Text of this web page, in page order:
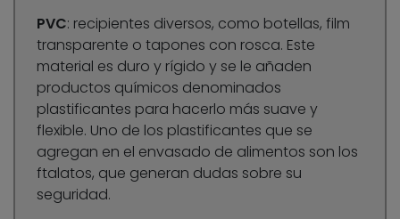
PVC: recipientes diversos, como botellas, film
transparente o tapones con rosca. Este
material es duro y rígido y se le añaden
productos químicos denominados
plastificantes para hacerlo más suave y
flexible. Uno de los plastificantes que se
agregan en el envasado de alimentos son los
ftalatos, que generan dudas sobre su
seguridad.